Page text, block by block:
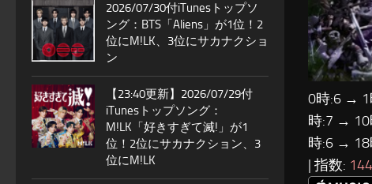
0時:6 →
時:7 →
時:6 →
| 指数:
2026/07/30付iTunesトップソ
ング：BTS「Aliens」が1位！2
位にM!LK、3位にサカナクショ
ン
【23:40更新】2026/07/29付
iTunesトップソング：
M!LK「好きすぎて滅!」が1
位！2位にサカナクション、3
位にM!LK